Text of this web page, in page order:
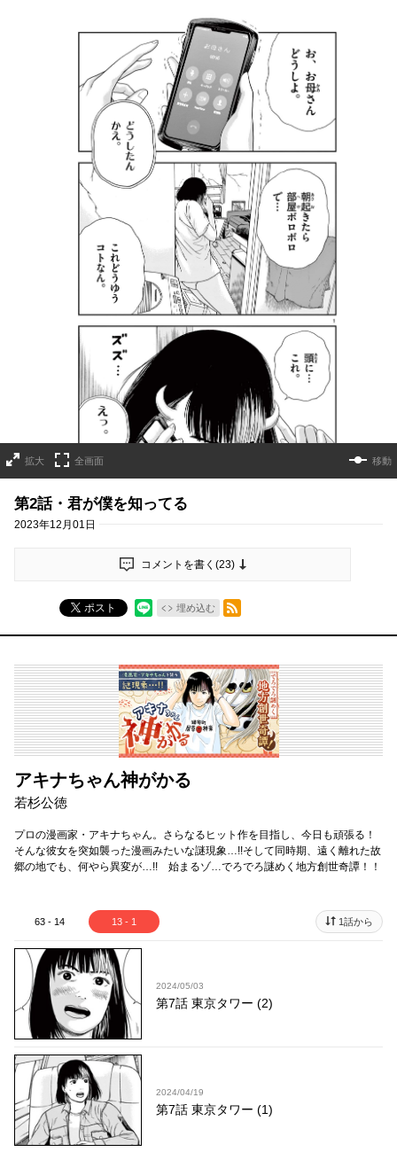
拡大 全画面 移動
第2話・君が僕を知ってる
2023年12月01日
コメントを書く(23)
ポスト 埋め込む
RSSフィード
アキナちゃん神がかる
若杉公徳
プロの漫画家・アキナちゃん。さらなるヒット作を目指し、今日も頑張る！
そんな彼女を突如襲った漫画みたいな謎現象…!!そして同時期、遠く離れた故
郷の地でも、何やら異変が…!! 始まるゾ…でろでろ謎めく地方創世奇譚！！
63 - 14 13 - 1 1話から
2024/05/03
第7話 東京タワー (2)
2024/04/19
第7話 東京タワー (1)